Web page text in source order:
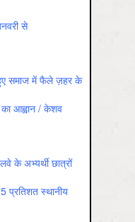
से
समाज में फैले ज़हर के
आह्वान / केशव
के अभ्यर्थी छात्रों
प्रतिशत स्थानीय